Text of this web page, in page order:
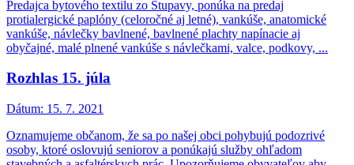
Predajca bytového textilu zo Stupavy, ponúka na predaj
protialergické paplóny (celoročné aj letné), vankúše, anatomické
vankúše, návlečky bavlnené, bavlnené plachty napínacie aj
obyčajné, malé plnené vankúše s návlečkami, valce, podkovy, ...
Rozhlas 15. júla
Dátum: 15. 7. 2021
Oznamujeme občanom, že sa po našej obci pohybujú podozrivé
osoby, ktoré oslovujú seniorov a ponúkajú služby ohľadom